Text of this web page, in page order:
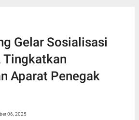
Gelar Sosialisasi
Tingkatkan
Aparat Penegak
06, 2025